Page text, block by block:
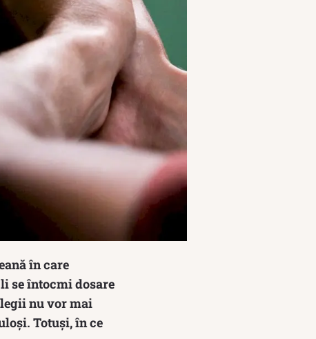
în care
se întocmi dosare
nu vor mai
Totuși, în ce